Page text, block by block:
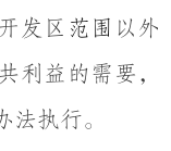
发区 范围 以外
利益的需要，
执行。